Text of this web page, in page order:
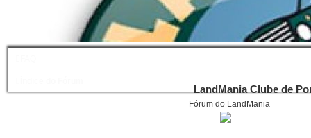
LandMania Clube de
Fórum do LandMania